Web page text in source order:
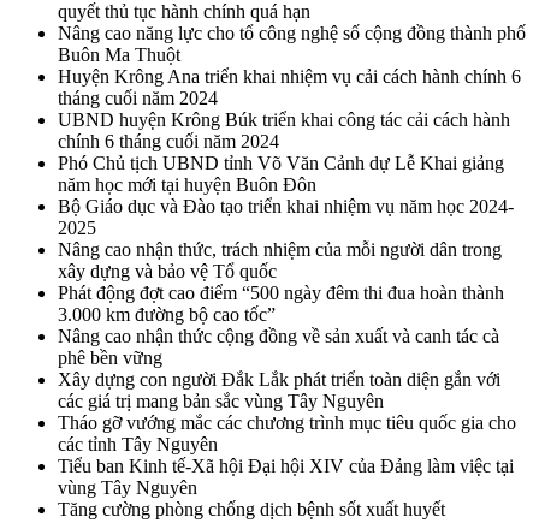
quyết thủ tục hành chính quá hạn
Nâng cao năng lực cho tổ công nghệ số cộng đồng thành phố
Buôn Ma Thuột
Huyện Krông Ana triển khai nhiệm vụ cải cách hành chính 6
tháng cuối năm 2024
UBND huyện Krông Búk triển khai công tác cải cách hành
chính 6 tháng cuối năm 2024
Phó Chủ tịch UBND tỉnh Võ Văn Cảnh dự Lễ Khai giảng
năm học mới tại huyện Buôn Đôn
Bộ Giáo dục và Đào tạo triển khai nhiệm vụ năm học 2024-
2025
Nâng cao nhận thức, trách nhiệm của mỗi người dân trong
xây dựng và bảo vệ Tổ quốc
Phát động đợt cao điểm “500 ngày đêm thi đua hoàn thành
3.000 km đường bộ cao tốc”
Nâng cao nhận thức cộng đồng về sản xuất và canh tác cà
phê bền vững
Xây dựng con người Đắk Lắk phát triển toàn diện gắn với
các giá trị mang bản sắc vùng Tây Nguyên
Tháo gỡ vướng mắc các chương trình mục tiêu quốc gia cho
các tỉnh Tây Nguyên
Tiểu ban Kinh tế-Xã hội Đại hội XIV của Đảng làm việc tại
vùng Tây Nguyên
Tăng cường phòng chống dịch bệnh sốt xuất huyết